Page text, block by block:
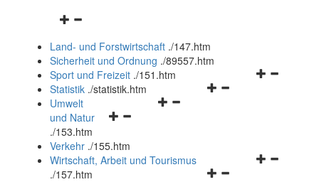
Navigationsmenü
und
schließen
Land- und Forstwirtschaft ./147.htm
Sicherheit und Ordnung ./89557.htm
Navigationsmenü
Sport und Freizeit ./151.htm
Navigationsmenü
Statistik ./statistik.htm
Navigationsmenü
und
schließen
Umwelt
und Natur
./153.htm
Verkehr ./155.htm
Navigationsmenü
Wirtschaft, Arbeit und Tourismus
./157.htm